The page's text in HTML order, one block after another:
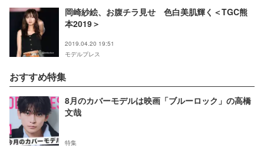
岡崎紗絵、お腹チラ見せ 色白美肌輝く＜TGC熊
本2019＞
2019.04.20 19:51
モデルプレス
おすすめ特集
8月のカバーモデルは映画「ブルーロック」の高橋
文哉
特集